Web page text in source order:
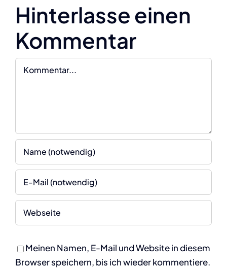
Hinterlasse einen
Kommentar
Kommentar
Meinen Namen, E-Mail und Website in diesem
Browser speichern, bis ich wieder kommentiere.